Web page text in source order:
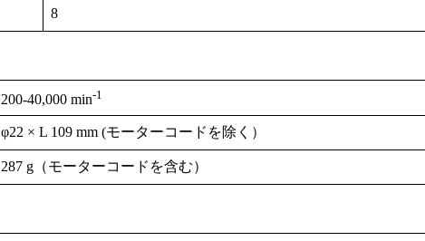
8
200-40,000 min-1
φ22 × L 109 mm (モーターコードを除く）
287 g（モーターコードを含む）